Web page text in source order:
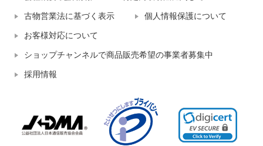
古物営業法に基づく表示 個人情報保護について
お客様対応について
ショップチャンネルで商品販売希望の事業者募集中
採用情報